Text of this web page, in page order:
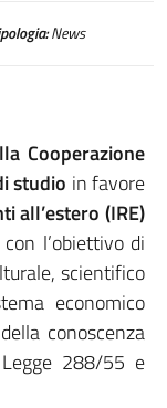
News
Cooperazione
studio in favore
all’estero (IRE)
l’obiettivo di
scientifico
economico
conoscenza
288/55 e